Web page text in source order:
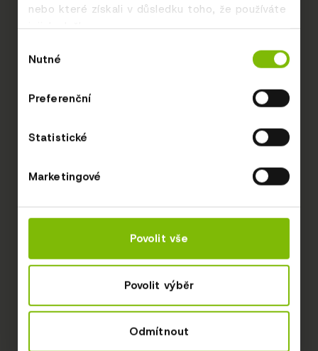
nebo které získali v důsledku toho, že používáte
jejich služby.
souhlasu
Nutné
Preferenční
Statistické
Marketingové
Povolit vše
Povolit výběr
Odmítnout